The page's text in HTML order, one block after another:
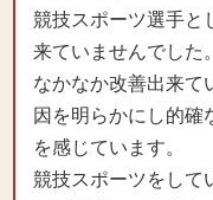
競技スポーツ選手と
来ていませんでした。
なかなか改善出来て
因を明らかにし的確
を感じています。
競技スポーツをして